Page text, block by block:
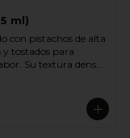
ml)
con pistachos de alta
y tostados para
Su textura densa
quienes prefieren
y sofisticados.